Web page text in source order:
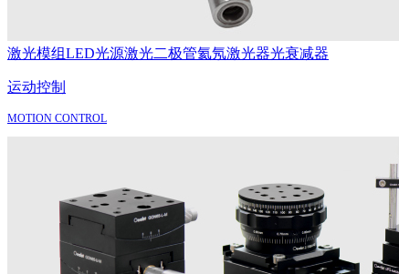
激光模组LED光源激光二极管氦氖激光器光衰减器
运动控制
MOTION CONTROL